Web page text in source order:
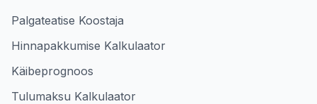
Palgateatise Koostaja
Hinnapakkumise Kalkulaator
Käibeprognoos
Tulumaksu Kalkulaator